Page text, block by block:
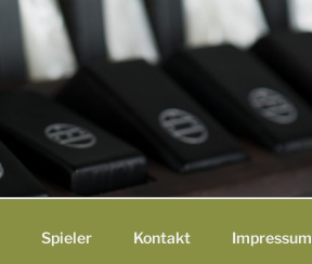
Spieler Kontakt Impressum